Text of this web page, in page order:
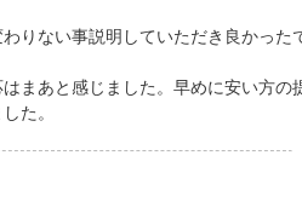
りない事説明していただき良かった
まあと感じました。早めに安い方の
た。